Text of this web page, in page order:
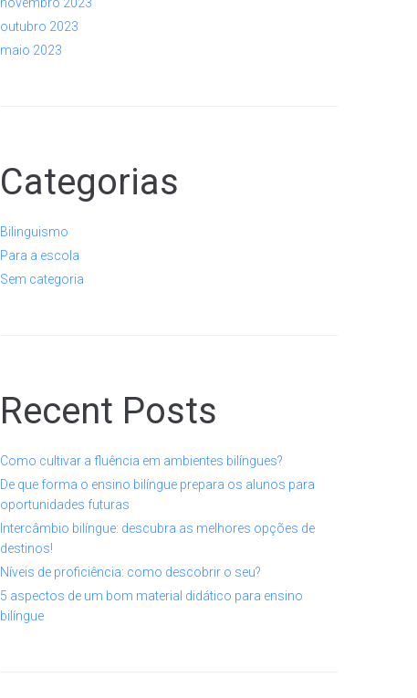
outubro 2023
maio 2023
Categorias
Bilinguismo
Para a escola
Sem categoria
Recent Posts
Como cultivar a fluência em ambientes bilíngues?
De que forma o ensino bilíngue prepara os alunos para
oportunidades futuras
Intercâmbio bilíngue: descubra as melhores opções de
destinos!
Níveis de proficiência: como descobrir o seu?
5 aspectos de um bom material didático para ensino
bilíngue